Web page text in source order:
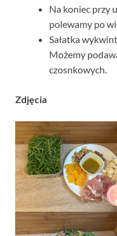
Na koniec przy
polewamy po
Sałatka
Możemy
czosnkowych.
Zdjęcia